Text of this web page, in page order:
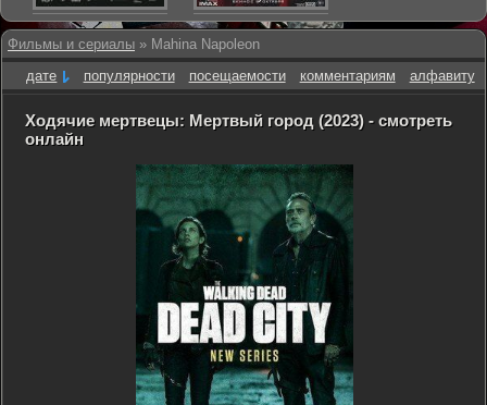
Фильмы и сериалы » Mahina Napoleon
дате
популярности посещаемости комментариям алфавиту
Ходячие мертвецы: Мертвый город (2023) - смотреть
онлайн